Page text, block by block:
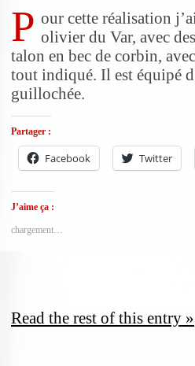
custom
en
palissandre
et
P our cette réalisation
olivier du Var, avec
talon en bec de corbin,
tout indiqué. Il est équipé
guillochée.
Partager :
Facebook Twitter
J’aime ça :
chargement…
Read the rest of this entry »